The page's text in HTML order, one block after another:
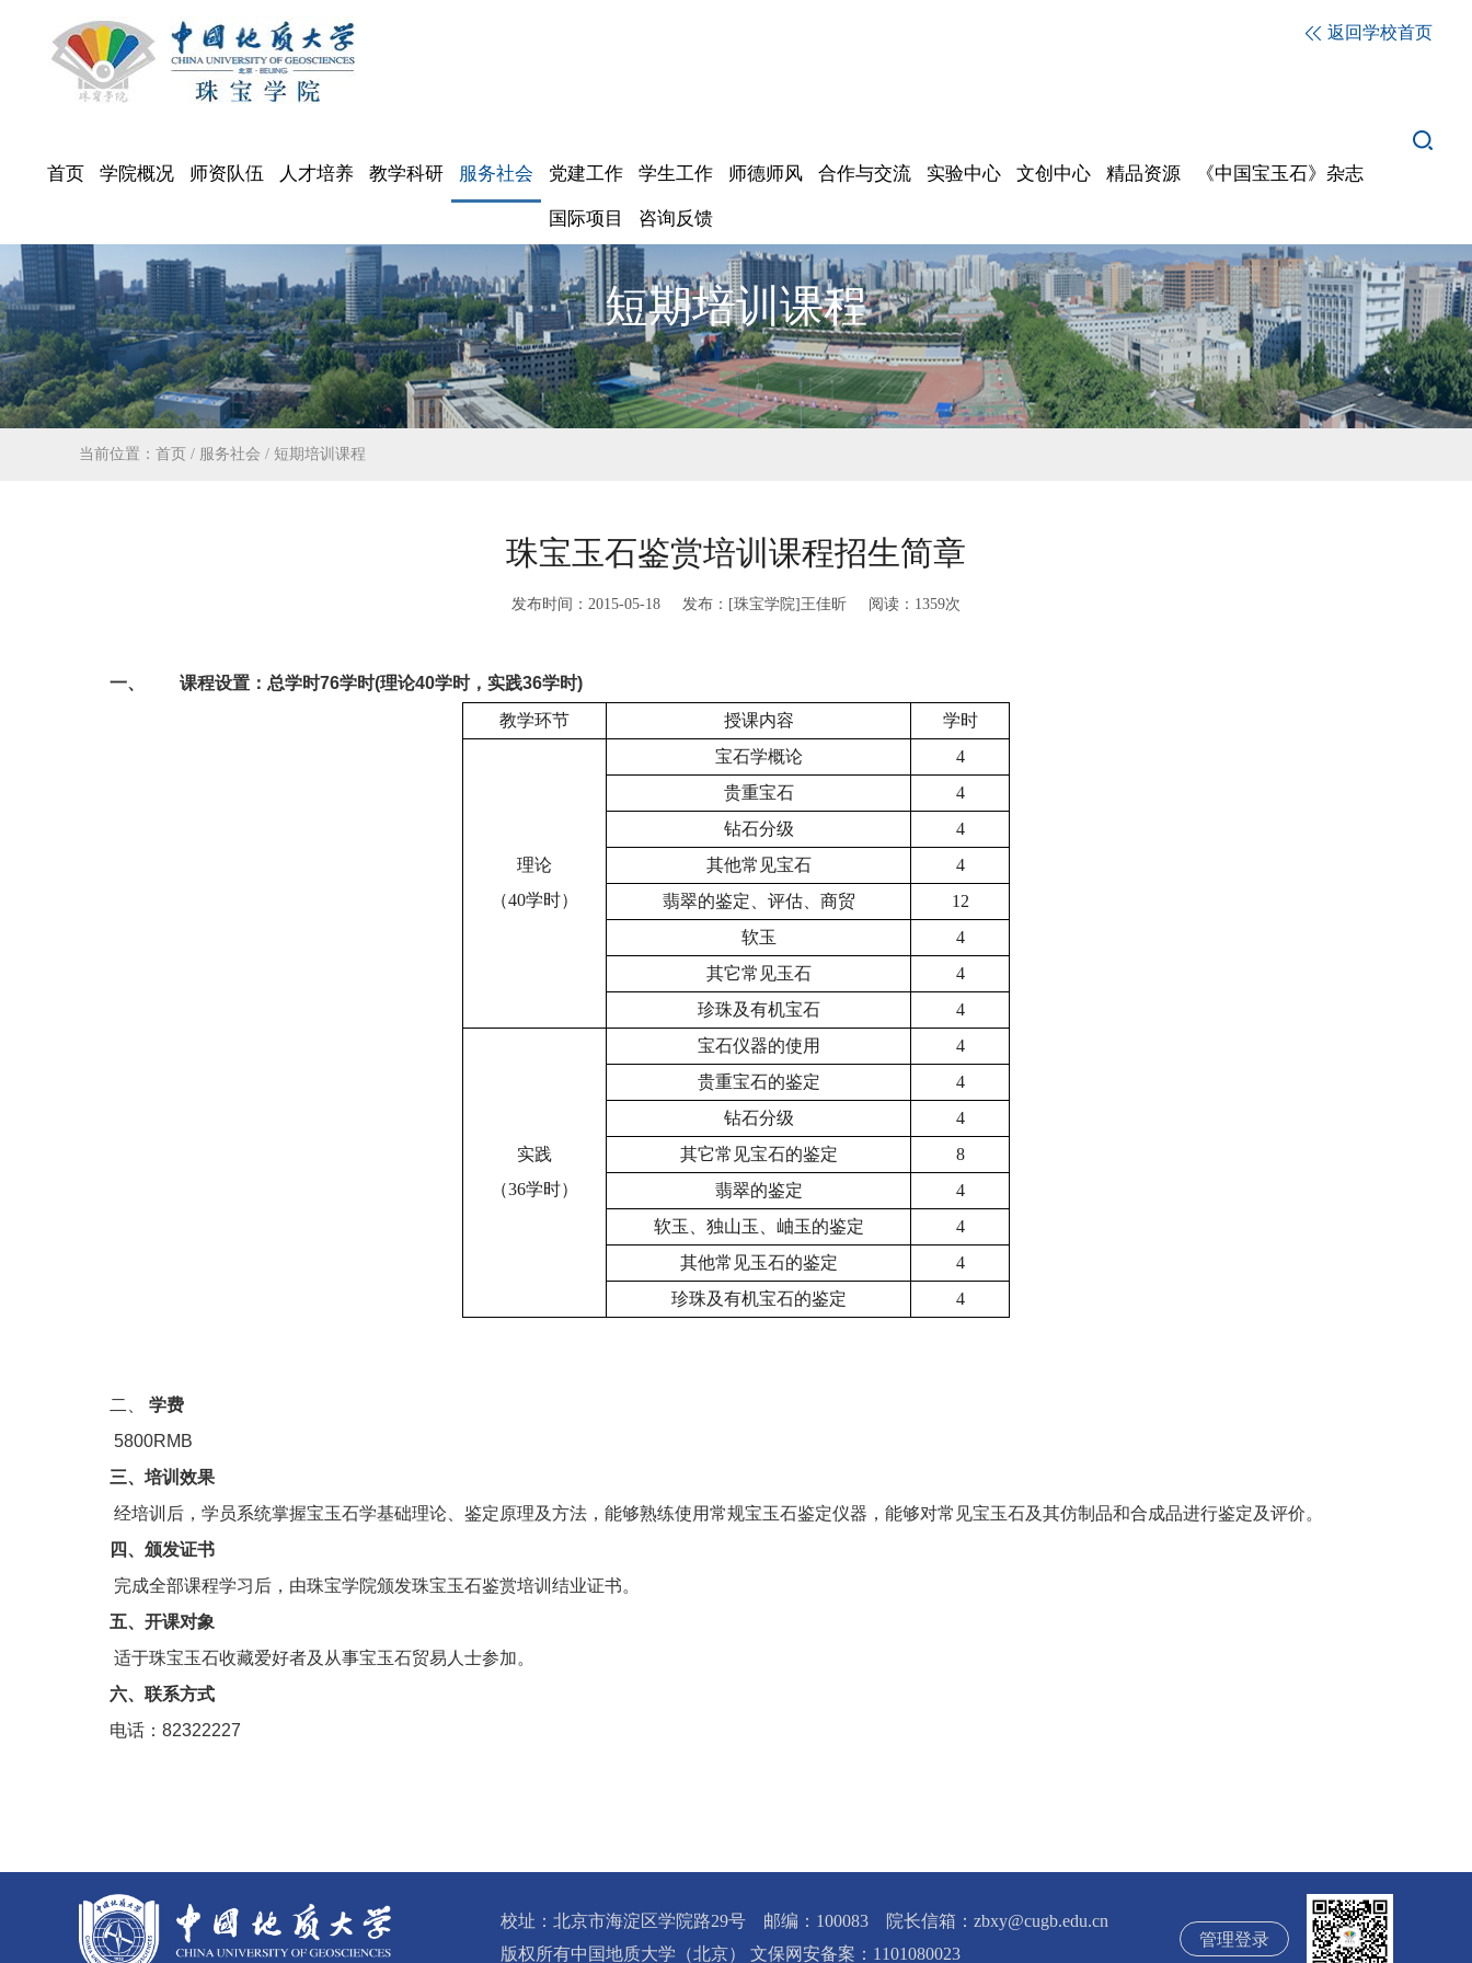
返回学校首页
首页 学院概况 师资队伍 人才培养 教学科研 服务社会 党建工作 学生工作 师德师风 合作与交流 实验中心 文创中心 精品资源 《中国宝玉石》杂志
国际项目 咨询反馈
短期培训课程
当前位置： 首页 / 服务社会 / 短期培训课程
珠宝玉石鉴赏培训课程招生简章
发布时间：2015-05-18 发布：[珠宝学院]王佳昕 阅读： 1359次
一、
课程设置：总学时76学时(理论40学时，实践36学时)
教学环节
授课内容 学时
理论
（40学时）
宝石学概论
4
贵重宝石
4
钻石分级
4
其他常见宝石
4
翡翠的鉴定、评估、商贸
12
软玉
4
其它常见玉石
4
珍珠及有机宝石
4
实践
（36学时）
宝石仪器的使用
4
贵重宝石的鉴定
4
钻石分级
4
其它常见宝石的鉴定
8
翡翠的鉴定
4
软玉、独山玉、岫玉的鉴定
4
其他常见玉石的鉴定
4
珍珠及有机宝石的鉴定
4
二、 学费
5800RMB
三、培训效果
经培训后，学员系统掌握宝玉石学基础理论、鉴定原理及方法，能够熟练使用常规宝玉石鉴定仪器，能够对常见宝玉石及其仿制品和合成品进行鉴定及评价。
四、颁发证书
完成全部课程学习后，由珠宝学院颁发珠宝玉石鉴赏培训结业证书。
五、开课对象
适于珠宝玉石收藏爱好者及从事宝玉石贸易人士参加。
六、联系方式
电话：82322227
校址：北京市海淀区学院路29号 邮编：100083 院长信箱：zbxy@cugb.edu.cn
版权所有中国地质大学（北京） 文保网安备案：1101080023
管理登录